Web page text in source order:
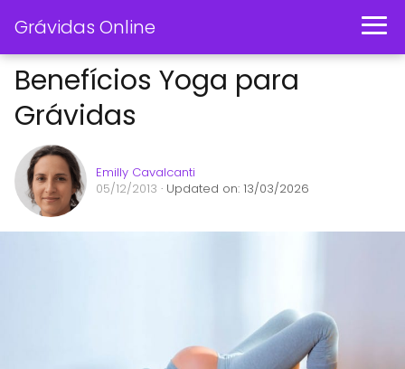
Grávidas Online
Benefícios Yoga para
Grávidas
Emilly Cavalcanti
05/12/2013 · Updated on: 13/03/2026